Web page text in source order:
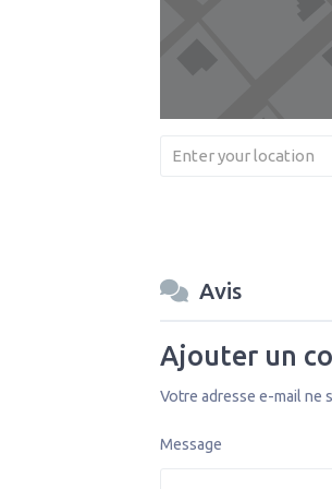
Avis
Ajouter un
Votre adresse e-mail ne
Message